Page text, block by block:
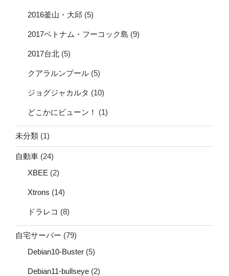
2016釜山・大邱 (5)
2017ベトナム・フーコック島 (9)
2017台北 (5)
クアラルンプール (5)
ジョグジャカルタ (10)
どこかにビューン！ (1)
未分類 (1)
自動車 (24)
XBEE (2)
Xtrons (14)
ドラレコ (8)
自宅サーバー (79)
Debian10-Buster (5)
Debian11-bullseye (2)